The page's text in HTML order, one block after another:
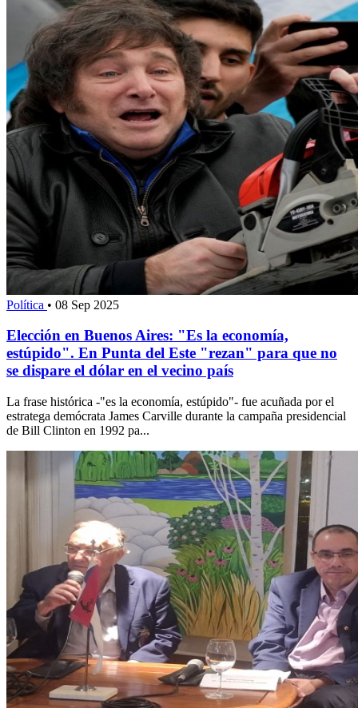
Política • 08 Sep 2025
Elección en Buenos Aires: "Es la economía,
estúpido". En Punta del Este "rezan" para que no
se dispare el dólar en el vecino país
La frase histórica -"es la economía, estúpido"- fue acuñada por el
estratega demócrata James Carville durante la campaña presidencial
de Bill Clinton en 1992 pa...